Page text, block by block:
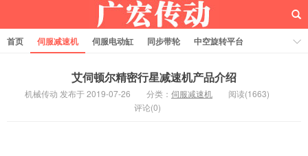
首页 伺服减速机 伺服电动缸 同步带轮
中空旋转平台
艾伺顿尔精密行星减速机产品介绍
机械传动 发布于 2019-07-26 分类： 伺服减速机
阅读(1663)
评论(0)